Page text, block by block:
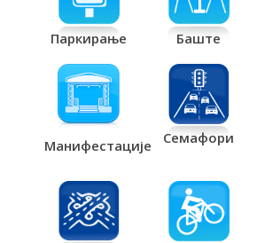
Паркирање Баште
Манифестације Семафори